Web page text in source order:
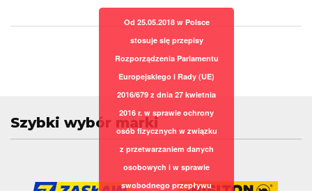
Szybki wybór marki
Od 25.05.2018 w Polsce
stosuje się przepisy
Rozporządzenia Parlamentu
Europejskiego i Rady (UE)
2016/679 z dnia 27 kwietnia
2016 r. w sprawie ochrony
osób fizycznych w związku
z przetwarzaniem danych
osobowych i w sprawie
swobodnego przepływu